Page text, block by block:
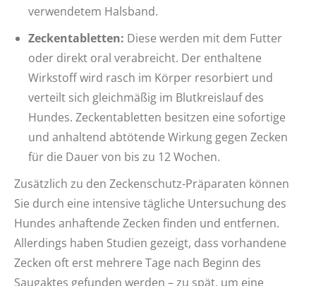
verwendetem Halsband.
Zeckentabletten: Diese werden mit dem Futter
oder direkt oral verabreicht. Der enthaltene
Wirkstoff wird rasch im Körper resorbiert und
verteilt sich gleichmäßig im Blutkreislauf des
Hundes. Zeckentabletten besitzen eine sofortige
und anhaltend abtötende Wirkung gegen Zecken
für die Dauer von bis zu 12 Wochen.
Zusätzlich zu den Zeckenschutz-Präparaten können
Sie durch eine intensive tägliche Untersuchung des
Hundes anhaftende Zecken finden und entfernen.
Allerdings haben Studien gezeigt, dass vorhandene
Zecken oft erst mehrere Tage nach Beginn des
Saugaktes gefunden werden – zu spät, um eine